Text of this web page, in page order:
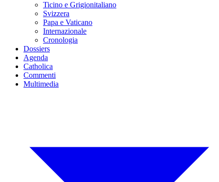
Ticino e Grigionitaliano
Svizzera
Papa e Vaticano
Internazionale
Cronologia
Dossiers
Agenda
Catholica
Commenti
Multimedia